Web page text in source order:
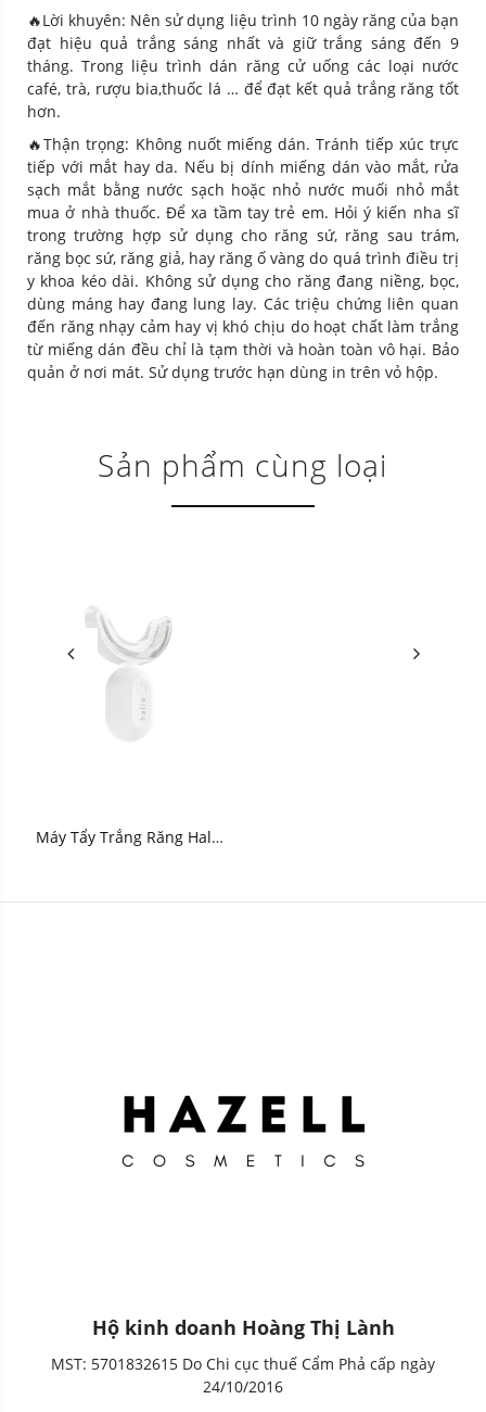
🔥Lời khuyên: Nên sử dụng liệu trình 10 ngày răng của bạn
đạt hiệu quả trắng sáng nhất và giữ trắng sáng đến 9
tháng. Trong liệu trình dán răng cử uống các loại nước
café, trà, rượu bia,thuốc lá … để đạt kết quả trắng răng tốt
hơn.
🔥Thận trọng: Không nuốt miếng dán. Tránh tiếp xúc trực
tiếp với mắt hay da. Nếu bị dính miếng dán vào mắt, rửa
sạch mắt bằng nước sạch hoặc nhỏ nước muối nhỏ mắt
mua ở nhà thuốc. Để xa tầm tay trẻ em. Hỏi ý kiến nha sĩ
trong trường hợp sử dụng cho răng sứ, răng sau trám,
răng bọc sứ, răng giả, hay răng ố vàng do quá trình điều trị
y khoa kéo dài. Không sử dụng cho răng đang niềng, bọc,
dùng máng hay đang lung lay. Các triệu chứng liên quan
đến răng nhạy cảm hay vị khó chịu do hoạt chất làm trắng
từ miếng dán đều chỉ là tạm thời và hoàn toàn vô hại. Bảo
quản ở nơi mát. Sử dụng trước hạn dùng in trên vỏ hộp.
Sản phẩm cùng loại
Máy Tẩy Trắng Răng Halio
Hộ kinh doanh Hoàng Thị Lành
MST: 5701832615 Do Chi cục thuế Cẩm Phả cấp ngày
24/10/2016